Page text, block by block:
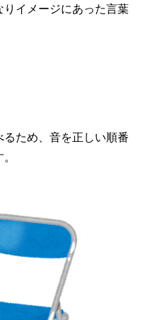
イメージにあった言葉
るため、音を正しい順番